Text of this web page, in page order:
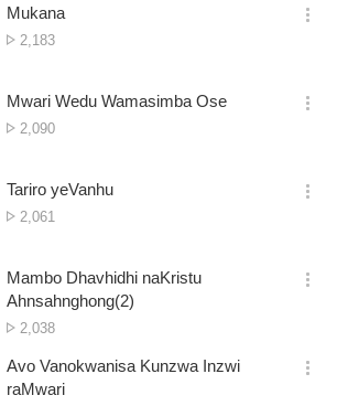
기
Mukana
No.
2,183
옵
기
Mwari Wedu Wamasimba Ose
No.
2,090
옵
기
Tariro yeVanhu
No.
2,061
옵
기
Mambo Dhavhidhi naKristu
Ahnsahnghong(2)
No.
views
2,038
옵
기
Avo Vanokwanisa Kunzwa Inzwi
raMwari
옵